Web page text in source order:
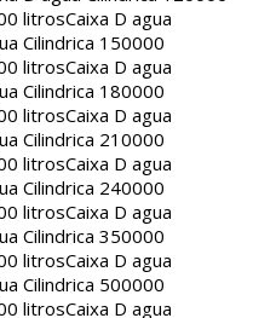
litrosCaixa D agua
Cilindrica 150000
litrosCaixa D agua
Cilindrica 180000
litrosCaixa D agua
Cilindrica 210000
litrosCaixa D agua
Cilindrica 240000
litrosCaixa D agua
Cilindrica 350000
litrosCaixa D agua
Cilindrica 500000
litrosCaixa D agua